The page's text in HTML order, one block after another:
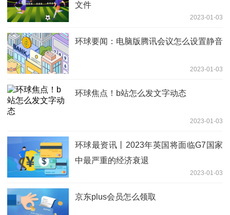
文件
2023-01-03
环球要闻：电脑版腾讯会议怎么设置静音
2023-01-03
环球焦点！b站怎么发文字动态
2023-01-03
环球最资讯丨2023年英国将面临G7国家
中最严重的经济衰退
2023-01-03
京东plus会员怎么领取